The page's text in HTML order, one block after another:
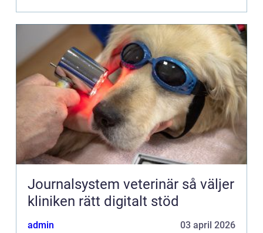
Journalsystem veterinär så väljer
kliniken rätt digitalt stöd
admin 03 april 2026